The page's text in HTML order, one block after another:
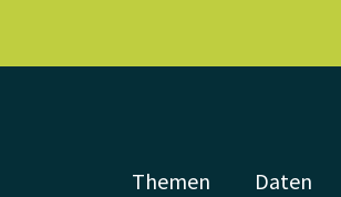
Themen Daten